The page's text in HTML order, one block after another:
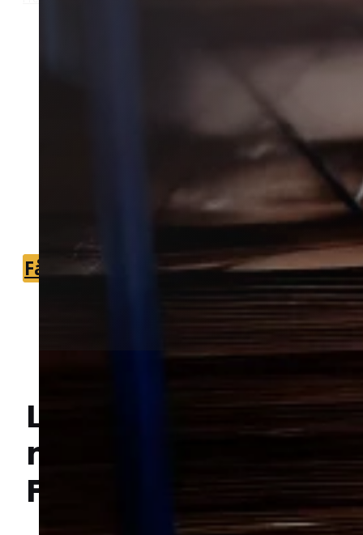
Muldvarpebekæmpelse i
er relevant, hvis jordskud begynder at
Vi forbinder dig med lokale partnere,
du hurtigt kan komme videre med
Få et tilbud +45 51 90 85 46
Lokal bekæmpelse
muldvarpe
Frederikssund